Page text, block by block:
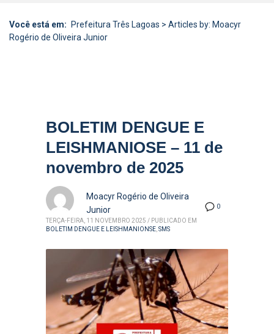
Você está em: Prefeitura Três Lagoas > Articles by: Moacyr
Rogério de Oliveira Junior
BOLETIM DENGUE E
LEISHMANIOSE – 11 de
novembro de 2025
0
Moacyr Rogério de Oliveira
Junior
TERÇA-FEIRA, 11 NOVEMBRO 2025 / PUBLICADO EM
BOLETIM DENGUE E LEISHMANIONSE,SMS